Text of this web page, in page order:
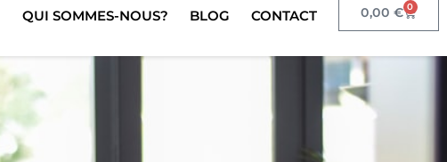
QUI SOMMES-NOUS? BLOG CONTACT 0,00 € 0